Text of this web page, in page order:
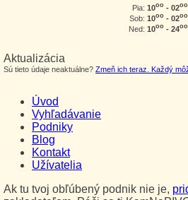
Pia: 10oo - 02oo
Sob: 10oo - 02oo
Ned: 10oo - 24oo
Aktualizácia
Sú tieto údaje neaktuálne? Zmeň ich teraz. Každý
Úvod
Vyhľadávanie
Podniky
Blog
Kontakt
Užívatelia
Ak tu tvoj obľúbený podnik nie je,